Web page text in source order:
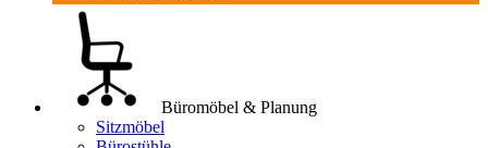
Büromöbel & Planung
Sitzmöbel